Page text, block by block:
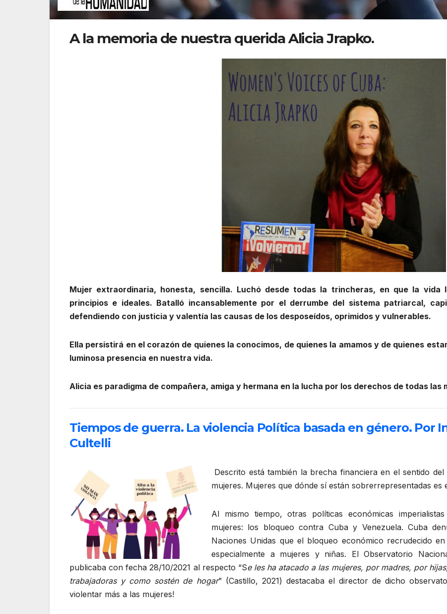
A la memoria de nuestra querida Alicia Jrapko.
Mujer extraordinaria, honesta, sencilla. Luchó desde todas la trincheras, en que la vida
principios e ideales. Batalló incansablemente por el derrumbe del sistema patriarcal,
defendiendo con justicia y valentía las causas de los desposeídos, oprimidos y vulnerables.
Ella persistirá en el corazón de quienes la conocimos, de quienes la amamos y de quienes
luminosa presencia en nuestra vida.
Alicia es paradigma de compañera, amiga y hermana en la lucha por los derechos de todas las
Tiempos de guerra. La violencia Política basada en género. Por
Cultelli
Descrito está también la brecha financiera en el sentido
mujeres. Mujeres que dónde sí están sobrerrepresentadas es
Al mismo tiempo, otras políticas económicas
mujeres: los bloqueo contra Cuba y Venezuela. Cuba
Naciones Unidas que el bloqueo económico recrudecido
especialmente a mujeres y niñas. El Observatorio
publicaba con fecha 28/10/2021 al respecto “Se les ha atacado a las mujeres, por madres, por
trabajadoras y como sostén de hogar” (Castillo, 2021) destacaba el director de dicho
violentar más a las mujeres!